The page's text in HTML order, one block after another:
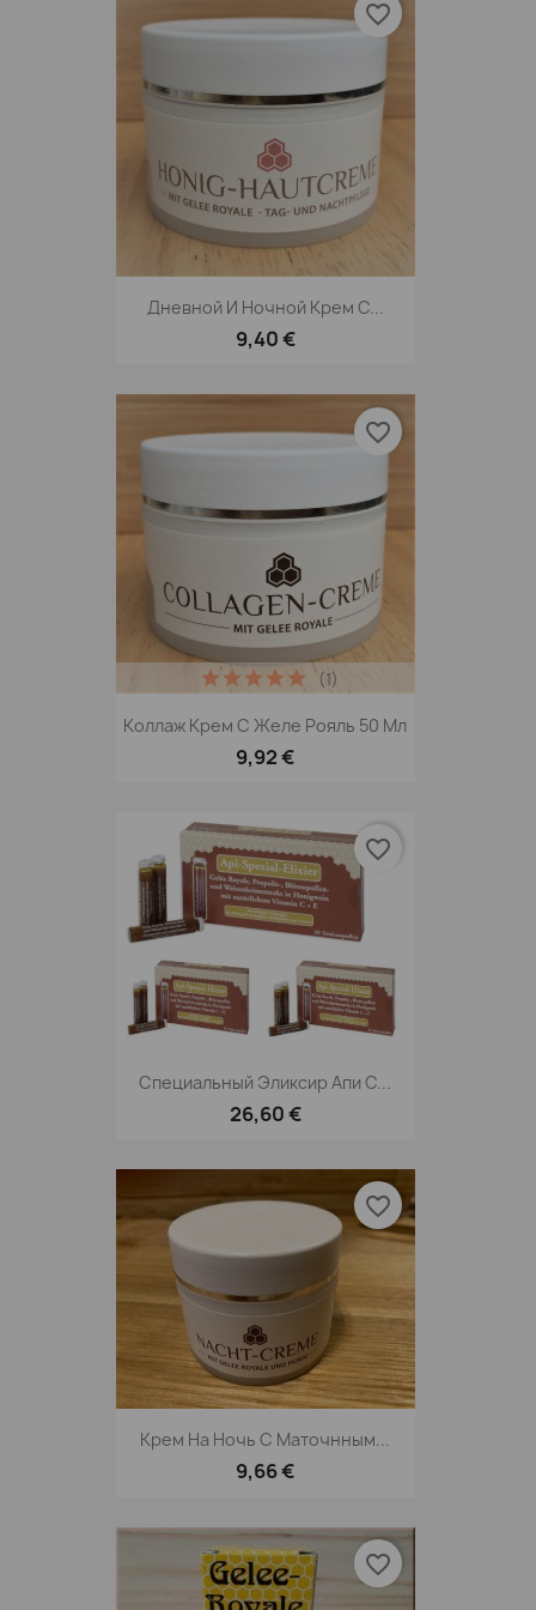
Дневной И Ночной Крем С...
9,40 €
favorite_border
Коллаж Крем С Желе Рояль 50 Мл
9,92 €
(1)
favorite_border
Специальный Эликсир Апи С...
26,60 €
favorite_border
Крем На Ночь С Маточнным...
9,66 €
favorite_border
favorite_border